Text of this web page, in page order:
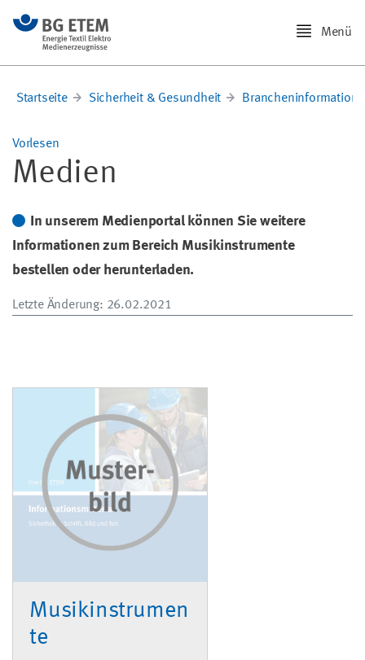
Menü
Startseite Sicherheit & Gesundheit
Vorlesen
Medien
In unserem Medienportal können Sie weitere
Informationen zum Bereich Musikinstrumente
bestellen oder herunterladen.
Letzte Änderung: 26.02.2021
Musikinstrumen
te